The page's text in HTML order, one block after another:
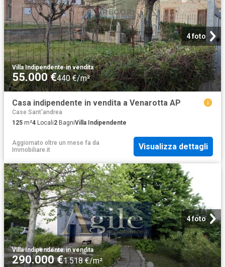
4 foto
Villa Indipendente·in vendita
55.000 €440 €/m²
Casa indipendente in vendita a Venarotta AP
Case Sant'andrea
125 m²4 Locali2 BagniVilla Indipendente
Aggiornato oltre un mese fa da
Immobiliare.it
Visualizza dettagli
4 foto
Villa Indipendente·in vendita
290.000 €1.518 €/m²